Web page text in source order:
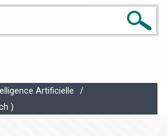
Artificielle
/
)